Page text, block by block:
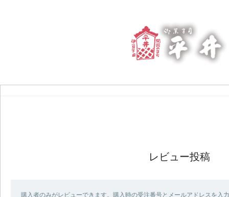
レビュー投稿
購入者のみがレビューできます。購入時の受注番号とメールアドレスを入